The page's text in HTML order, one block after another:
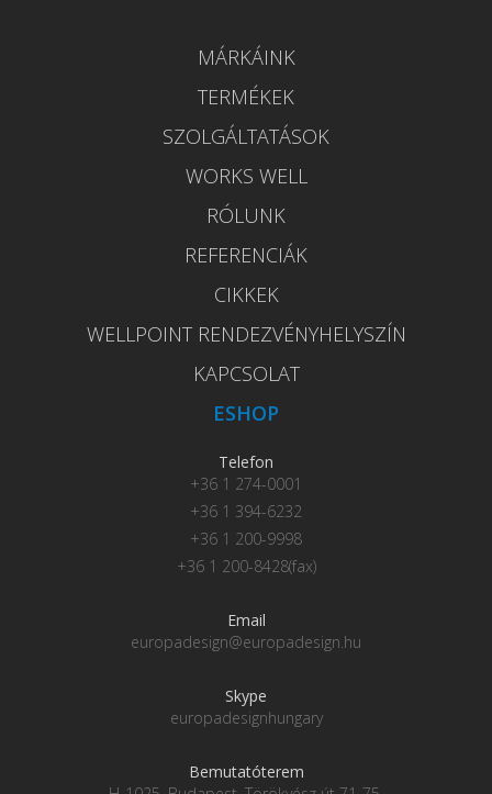
MÁRKÁINK
TERMÉKEK
SZOLGÁLTATÁSOK
WORKS WELL
RÓLUNK
REFERENCIÁK
CIKKEK
WELLPOINT RENDEZVÉNYHELYSZÍN
KAPCSOLAT
ESHOP
Telefon
+36 1 274-0001
+36 1 394-6232
+36 1 200-9998
+36 1 200-8428(fax)
Email
europadesign@europadesign.hu
Skype
europadesignhungary
Bemutatóterem